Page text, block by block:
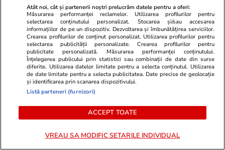
punte esențială”
Politică 20:50
Ciprian Ciucu convoacă o
ședință a CGMB pentru a
mandata STB să intre în
insolvență: „Costul pentru un
penalităţi, depăşeşte 80% din
Atât noi, cât și partenerii noștri prelucrăm datele pentru a oferi:
Măsurarea performanței reclamelor. Utilizarea profilurilor pentru
selectarea conținutului personalizat. Stocarea și/sau accesarea
informațiilor de pe un dispozitiv. Dezvoltarea și îmbunătățirea serviciilor.
Crearea profilurilor de conținut personalizat. Utilizarea profilurilor pentru
selectarea publicității personalizate. Crearea profilurilor pentru
publicitate personalizată. Măsurarea performanței conținutului.
Înțelegerea publicului prin statistici sau combinații de date din surse
diferite. Utilizarea datelor limitate pentru a selecta conținutul. Utilizarea
de date limitate pentru a selecta publicitatea. Date precise de geolocație
și identificarea prin scanarea dispozitivului.
Listă parteneri (furnizori)
ACCEPT TOATE
VREAU SA MODIFIC SETARILE INDIVIDUAL